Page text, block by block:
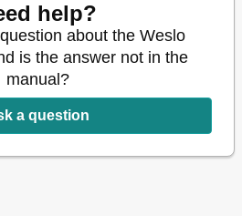
help?
about the Weslo
is the answer not in the
manual?
a question